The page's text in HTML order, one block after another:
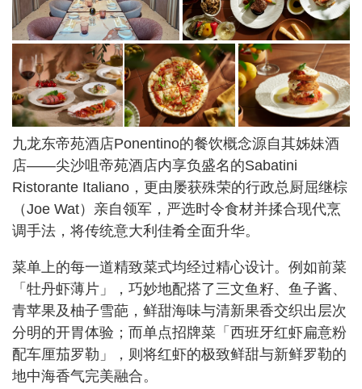
九龙东帝苑酒店Ponentino的餐饮概念源自其姊妹酒
店——尖沙咀帝苑酒店内享负盛名的Sabatini
Ristorante Italiano，更由屡获殊荣的行政总厨屈继棕
（Joe Wat）亲自领军，严选时令食材并揉合现代烹
调手法，将传统意大利佳肴全面升华。
菜单上的每一道精致菜式均经过精心设计。例如前菜
「牡丹虾薄片」，巧妙地配搭了三文鱼籽、鱼子酱、
青苹果及柚子雪葩，鲜甜海味与清新果香交织出层次
分明的开胃体验；而单点招牌菜「西班牙红虾扁意粉
配车厘茄罗勒」，则将红虾的极致鲜甜与新鲜罗勒的
地中海香气完美融合。